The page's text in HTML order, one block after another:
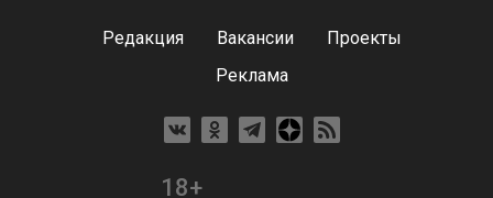
Редакция Вакансии
Проекты
Реклама
18+